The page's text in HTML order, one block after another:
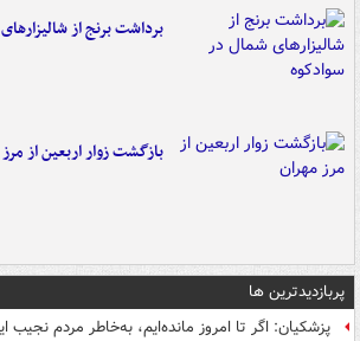
برداشت برنج از
بازگشت زوار اربعین از
پربازدیدترین ها
پزشکیان: اگر تا امروز مانده‌ایم، به‌خاطر مردم نجیب